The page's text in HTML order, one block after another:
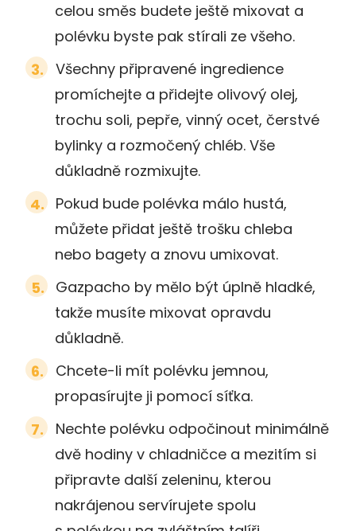
celou směs budete ještě mixovat a
polévku byste pak stírali ze všeho.
Všechny připravené ingredience
promíchejte a přidejte olivový olej,
trochu soli, pepře, vinný ocet, čerstvé
bylinky a rozmočený chléb. Vše
důkladně rozmixujte.
Pokud bude polévka málo hustá,
můžete přidat ještě trošku chleba
nebo bagety a znovu umixovat.
Gazpacho by mělo být úplně hladké,
takže musíte mixovat opravdu
důkladně.
Chcete-li mít polévku jemnou,
propasírujte ji pomocí síťka.
Nechte polévku odpočinout minimálně
dvě hodiny v chladničce a mezitím si
připravte další zeleninu, kterou
nakrájenou servírujete spolu